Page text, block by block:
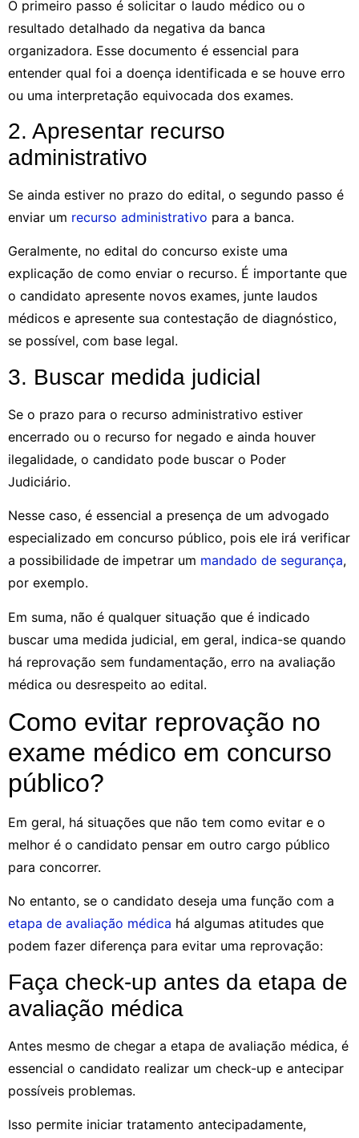
O primeiro passo é solicitar o laudo médico ou o
resultado detalhado da negativa da banca
organizadora. Esse documento é essencial para
entender qual foi a doença identificada e se houve erro
ou uma interpretação equivocada dos exames.
2. Apresentar recurso
administrativo
Se ainda estiver no prazo do edital, o segundo passo é
enviar um recurso administrativo para a banca.
Geralmente, no edital do concurso existe uma
explicação de como enviar o recurso. É importante que
o candidato apresente novos exames, junte laudos
médicos e apresente sua contestação de diagnóstico,
se possível, com base legal.
3. Buscar medida judicial
Se o prazo para o recurso administrativo estiver
encerrado ou o recurso for negado e ainda houver
ilegalidade, o candidato pode buscar o Poder
Judiciário.
Nesse caso, é essencial a presença de um advogado
especializado em concurso público, pois ele irá verificar
a possibilidade de impetrar um mandado de segurança,
por exemplo.
Em suma, não é qualquer situação que é indicado
buscar uma medida judicial, em geral, indica-se quando
há reprovação sem fundamentação, erro na avaliação
médica ou desrespeito ao edital.
Como evitar reprovação no
exame médico em concurso
público?
Em geral, há situações que não tem como evitar e o
melhor é o candidato pensar em outro cargo público
para concorrer.
No entanto, se o candidato deseja uma função com a
etapa de avaliação médica há algumas atitudes que
podem fazer diferença para evitar uma reprovação:
Faça check-up antes da etapa de
avaliação médica
Antes mesmo de chegar a etapa de avaliação médica, é
essencial o candidato realizar um check-up e antecipar
possíveis problemas.
Isso permite iniciar tratamento antecipadamente,